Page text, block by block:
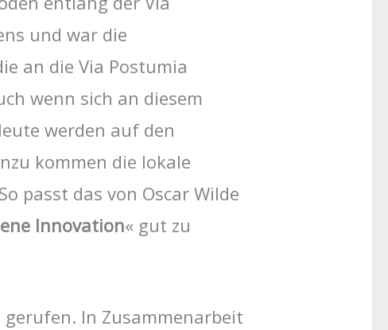
und war die
an die Via Postumia
wenn sich an diesem
werden auf den
kommen die lokale
passt das von Oscar Wilde
Innovation« gut zu
gerufen. In Zusammenarbeit